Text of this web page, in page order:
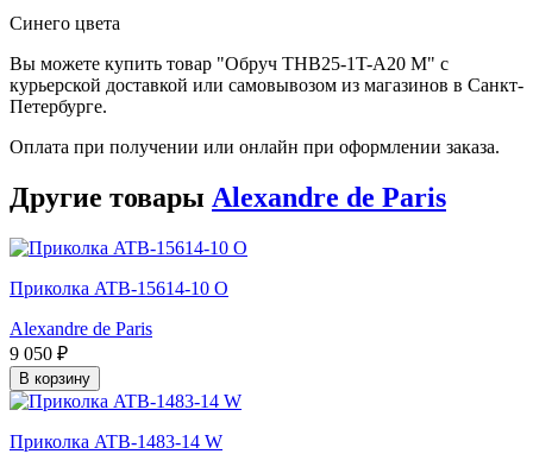
Синего цвета
Вы можете купить товар "Обруч THB25-1T-A20 M" с
курьерской доставкой или самовывозом из магазинов в Санкт-
Петербурге.
Оплата при получении или онлайн при оформлении заказа.
Другие товары Alexandre de Paris
Приколка ATB-15614-10 O
Alexandre de Paris
9 050 ₽
В корзину
Приколка ATB-1483-14 W